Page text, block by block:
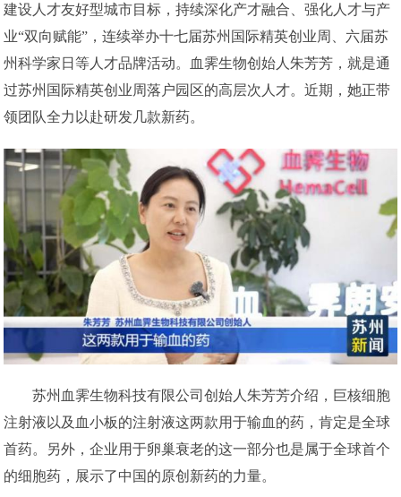
建设人才友好型城市目标，持续深化产才融合、强化人才与产
业“双向赋能”，连续举办十七届苏州国际精英创业周、六届苏
州科学家日等人才品牌活动。血霁生物创始人朱芳芳，就是通
过苏州国际精英创业周落户园区的高层次人才。近期，她正带
领团队全力以赴研发几款新药。
苏州血霁生物科技有限公司创始人朱芳芳介绍，巨核细胞
注射液以及血小板的注射液这两款用于输血的药，肯定是全球
首药。另外，企业用于卵巢衰老的这一部分也是属于全球首个
的细胞药，展示了中国的原创新药的力量。